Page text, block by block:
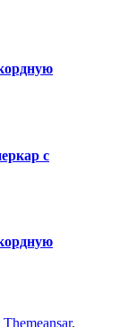
с
Themeansar.